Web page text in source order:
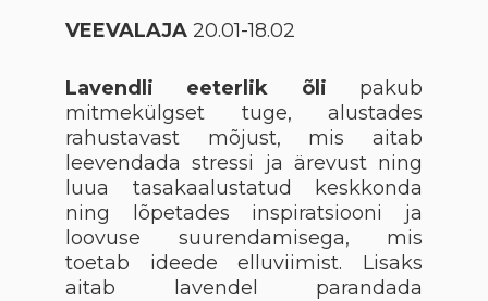
VEEVALAJA 20.01-18.02
Lavendli eeterlik õli pakub
mitmekülgset tuge, alustades
rahustavast mõjust, mis aitab
leevendada stressi ja ärevust ning
luua tasakaalustatud keskkonda
ning lõpetades inspiratsiooni ja
loovuse suurendamisega, mis
toetab ideede elluviimist. Lisaks
aitab lavendel parandada